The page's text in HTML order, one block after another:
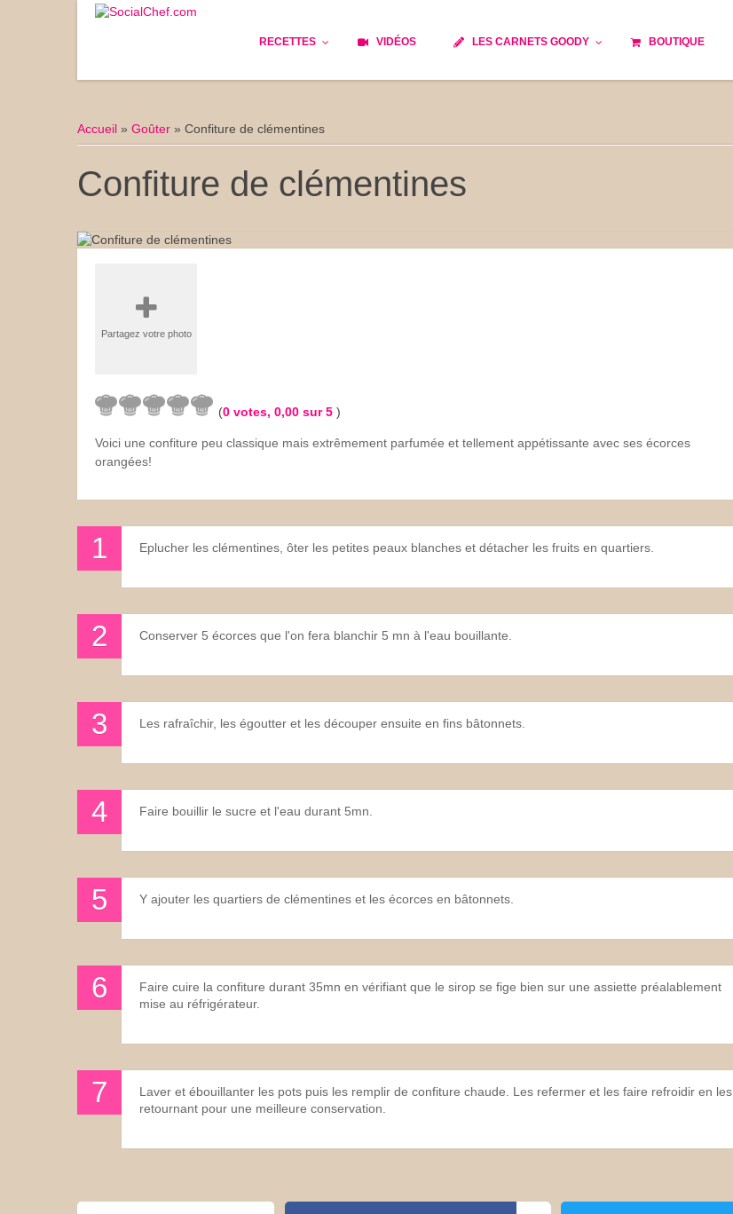
RECETTES
Le Pain
Apéritifs Cuisine française traditionnelle
VIDÉOS LES CARNETS GOODY
Spécialité culinaire
Les astuces Goody
BOUTIQUE
Accueil » Goûter » Confiture de clémentines
Confiture de clémentines
Partagez votre photo
(0 votes, 0,00 sur 5 )
Voici une confiture peu classique mais extrêmement parfumée et tellement appétissante avec ses écorces
orangées!
Eplucher les clémentines, ôter les petites peaux blanches et détacher les fruits en quartiers.
Conserver 5 écorces que l'on fera blanchir 5 mn à l'eau bouillante.
Les rafraîchir, les égoutter et les découper ensuite en fins bâtonnets.
Faire bouillir le sucre et l'eau durant 5mn.
Y ajouter les quartiers de clémentines et les écorces en bâtonnets.
Faire cuire la confiture durant 35mn en vérifiant que le sirop se fige bien sur une assiette préalablement
mise au réfrigérateur.
Laver et ébouillanter les pots puis les remplir de confiture chaude. Les refermer et les faire refroidir en les
retournant pour une meilleure conservation.